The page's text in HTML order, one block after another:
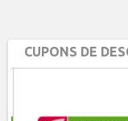
CUPONS DE